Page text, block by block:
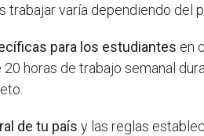
trabajar varía dependiendo del
para los estudiantes en
horas de trabajo semanal
de tu país y las reglas